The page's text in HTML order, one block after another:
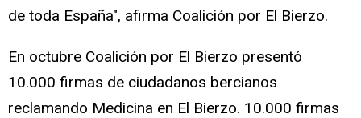
de toda España", afirma Coalición por El Bierzo.
En octubre Coalición por El Bierzo presentó
10.000 firmas de ciudadanos bercianos
reclamando Medicina en El Bierzo. 10.000 firmas